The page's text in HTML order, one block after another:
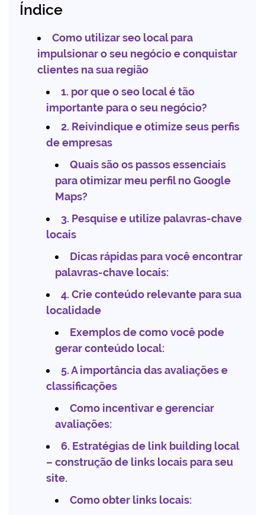
Índice
Como utilizar seo local para
impulsionar o seu negócio e conquistar
clientes na sua região
1. por que o seo local é tão
importante para o seu negócio?
2. Reivindique e otimize seus perfis
de empresas
Quais são os passos essenciais
para otimizar meu perfil no Google
Maps?
3. Pesquise e utilize palavras-chave
locais
Dicas rápidas para você encontrar
palavras-chave locais:
4. Crie conteúdo relevante para sua
localidade
Exemplos de como você pode
gerar conteúdo local:
5. A importância das avaliações e
classificações
Como incentivar e gerenciar
avaliações:
6. Estratégias de link building local
– construção de links locais para seu
site.
Como obter links locais: